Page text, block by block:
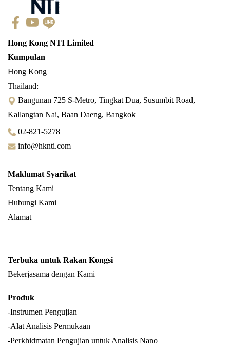
Hong Kong NTI Limited
Kumpulan
Hong Kong
Thailand:
Bangunan 725 S-Metro, Tingkat Dua, Susumbit Road,
Kallangtan Nai, Baan Daeng, Bangkok
02-821-5278
info@hknti.com
Maklumat Syarikat
Tentang Kami
Hubungi Kami
Alamat
Terbuka untuk Rakan Kongsi
Bekerjasama dengan Kami
Produk
-Instrumen Pengujian
-Alat Analisis Permukaan
-Perkhidmatan Pengujian untuk Analisis Nano